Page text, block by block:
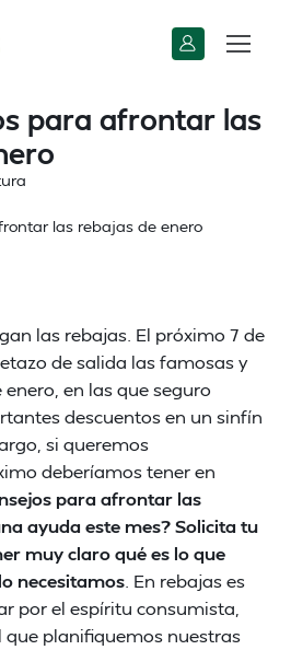
para afrontar las
las rebajas. El próximo 7 de
de salida las famosas y
en las que seguro
descuentos en un sinfín
si queremos
deberíamos tener en
para afrontar las
ayuda este mes? Solicita tu
muy claro qué es lo que
necesitamos . En rebajas es
por el espíritu consumista,
que planifiquemos nuestras